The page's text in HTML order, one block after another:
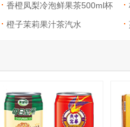
香橙凤梨冷泡鲜果茶500ml杯
装
橙子茉莉果汁茶汽水